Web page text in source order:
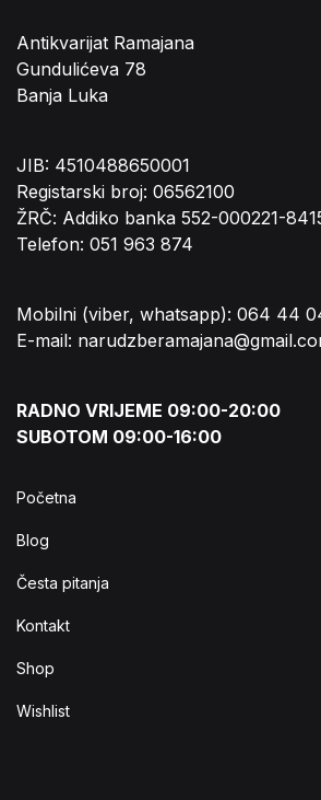
Antikvarijat Ramajana
Gundulićeva 78
Banja Luka
JIB: 4510488650001
Registarski broj: 06562100
ŽRČ: Addiko banka 552-000221-
Telefon: 051 963 874
Mobilni (viber, whatsapp): 064 44
E-mail:
RADNO VRIJEME 09:00-20:00
SUBOTOM 09:00-16:00
Početna
Blog
Česta pitanja
Kontakt
Shop
Wishlist